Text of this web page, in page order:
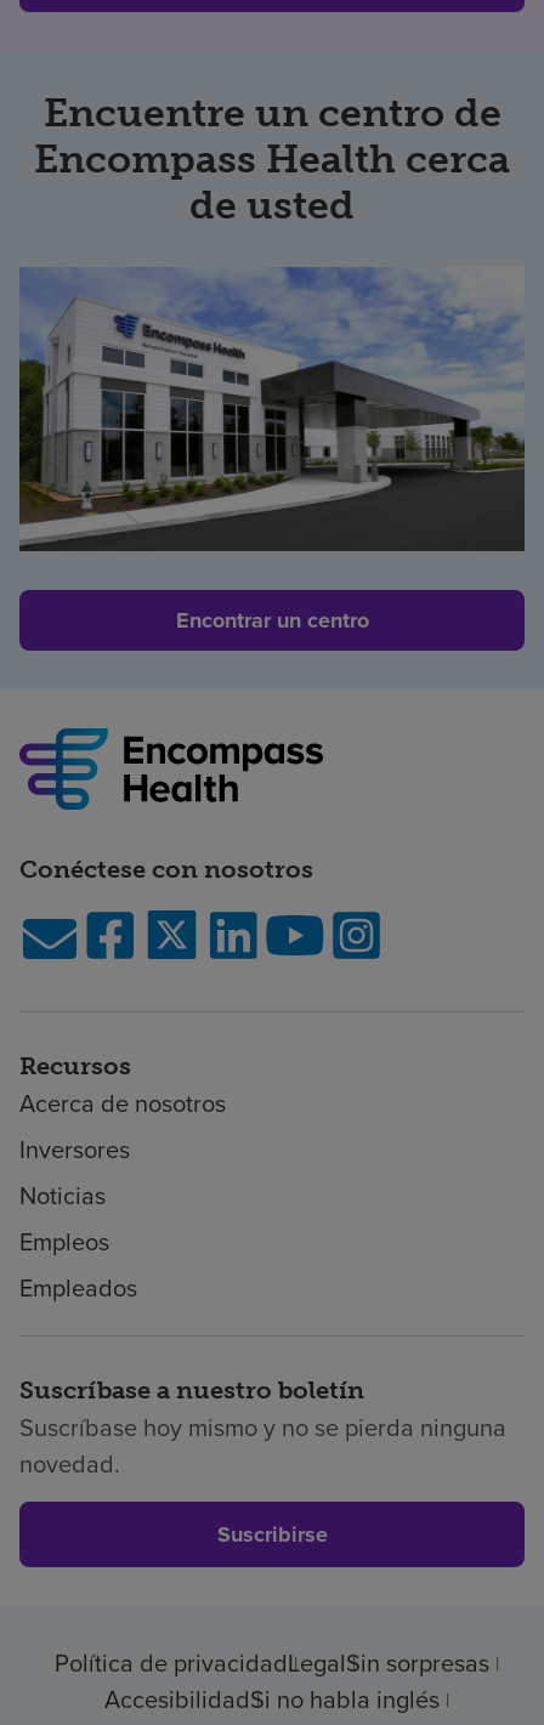
Encuentre un centro de
Encompass Health cerca
de usted
Encontrar un centro
Conéctese con nosotros
Recursos
Acerca de nosotros
Inversores
Noticias
Empleos
Empleados
Suscríbase a nuestro boletín
Suscríbase hoy mismo y no se pierda ninguna
novedad.
Suscribirse
Política de privacidadLegalSin sorpresas
AccesibilidadSi no habla inglés